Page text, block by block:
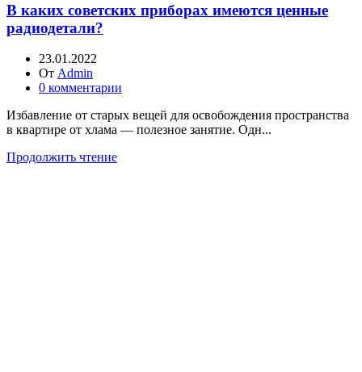
В каких советских приборах имеются ценные
радиодетали?
23.01.2022
От Admin
0 комментарии
Избавление от старых вещей для освобождения пространства
в квартире от хлама — полезное занятие. Одн...
Продолжить чтение